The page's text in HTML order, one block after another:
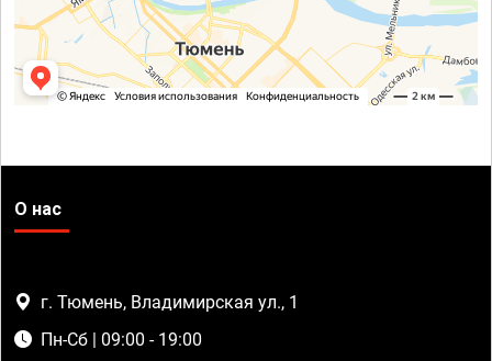
О нас
г. Тюмень, Владимирская ул., 1
Пн-Сб | 09:00 - 19:00